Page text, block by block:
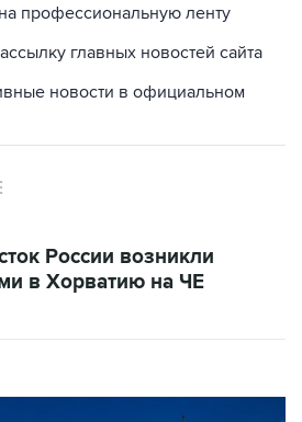
профессиональную ленту
главных новостей сайта
новости в официальном
России возникли
в Хорватию на ЧЕ